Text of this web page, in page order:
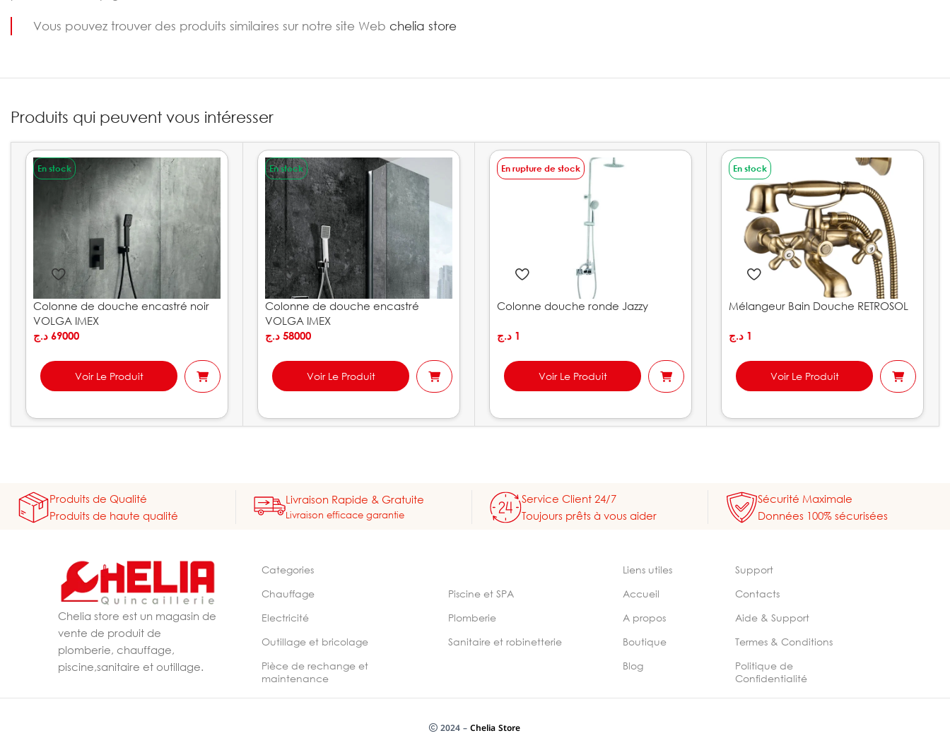
Vous pouvez trouver des produits similaires sur notre site Web chelia store
Produits qui peuvent vous intéresser
En stock
Colonne de douche encastré noir
VOLGA IMEX
69000 د.ج
Voir Le Produit
En stock
Colonne de douche encastré
VOLGA IMEX
58000 د.ج
Voir Le Produit
En rupture de stock
Colonne douche ronde Jazzy
1 د.ج
Voir Le Produit
En stock
Mélangeur Bain Douche RETROSOL
1 د.ج
Voir Le Produit
Produits de Qualité
Produits de haute qualité
Livraison Rapide & Gratuite
Livraison efficace garantie
Service Client 24/7
Toujours prêts à vous aider
Sécurité Maximale
Données 100% sécurisées
Chelia store est un magasin de
vente de produit de
plomberie, chauffage,
piscine,sanitaire et outillage.
Categories
Chauffage
Electricité
Outillage et bricolage
Pièce de rechange et
maintenance
Piscine et SPA
Plomberie
Sanitaire et robinetterie
Liens utiles
Accueil
A propos
Boutique
Blog
Support
Contacts
Aide & Support
Termes & Conditions
Politique de
Confidentialité
2024 –Chelia Store